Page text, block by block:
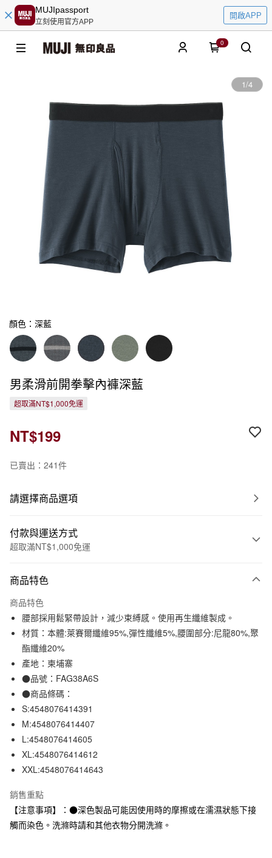
MUJIpassport
立刻使用官方APP
開啟APP
0
1/4
顏色：深藍
男柔滑前開拳擊內褲深藍
超取滿NT$1,000免運
NT$199
已賣出：241件
請選擇商品選項
付款與運送方式
超取滿NT$1,000免運
信用卡一次付款
信用卡分期付款
3 期 0 利率 每期NT$66 21家銀行
合作金庫商業銀行
華南商業銀行
上海商業儲蓄銀行
臺灣中小企業銀行
匯豐（台灣）商業銀行
聯邦商業銀行
元大商業銀行
玉山商業銀行
台灣樂天信用卡公司
超商取貨付款
LINE Pay
Apple Pay
街口支付
悠遊付
運送方式
全家取貨付款
每筆NT$65，滿NT$1,000(含以上)免運費
付款後全家取貨
商品特色
商品特色
腰部採用鬆緊帶設計，減少束縛感。使用再生纖維製成。
材質：本體:萊賽爾纖維95%,彈性纖維5%,腰圍部分:尼龍80%,聚
酯纖維20%
產地：柬埔寨
●品號：FAG38A6S
●商品條碼：
S:4548076414391
M:4548076414407
L:4548076414605
XL:4548076414612
XXL:4548076414643
銷售重點
【注意事項】：●深色製品可能因使用時的摩擦或在濡濕狀態下接
觸而染色。洗滌時請和其他衣物分開洗滌。